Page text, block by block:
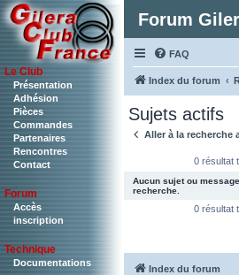
Le Club
Présentation
Adhésion
Pièces
Commandes
Partenaires
Rencontres
Contact
Forum
Accès
inscription
Technique
Documentations
Forum
FAQ
Index du forum
Sujets actifs
Aller à la recherche
0 résultat
Aucun sujet ou
recherche.
0 résultat
Index du forum